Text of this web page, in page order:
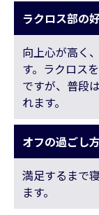
ラクロス部の
向上心が高く
す。ラクロス
ですが、普段
れます。
オフの過ごし
満足するまで
ます。